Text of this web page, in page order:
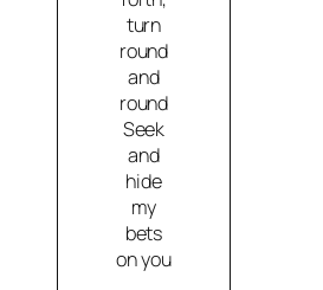
turn
round
and
round
Seek
and
hide
my
bets
on you